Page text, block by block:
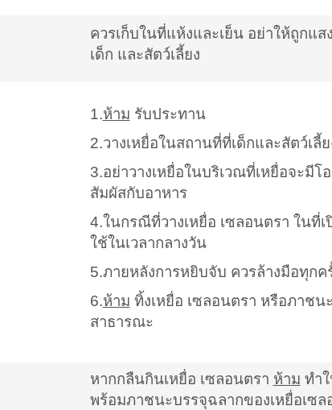
ควรเก็บในที่แห้งและเย็น อย่าให้ถูกแ
เด็ก และสัตว์เลี้ยง
1.ห้าม รับประทาน
2.วางเหยื่อในสถานที่ที่เด็กและสัตว์เลี้
3.อย่าวางเหยื่อในบริเวณที่เหยื่อจะมี
สัมผัสกับอาหาร
4.ในกรณีที่วางเหยื่อ เซลอนตรา ในที่
ใช้ในเวลากลางวัน
5.ภายหลังการหยิบจับ ควรล้างมือทุกค
6.ห้าม ทิ้งเหยื่อ เซลอนตรา หรือภาช
สาธารณะ
หากกลืนกินเหยื่อ เซลอนตรา ห้าม ทำ
พร้อมภาชนะบรรจุฉลากของเหยื่อเซล